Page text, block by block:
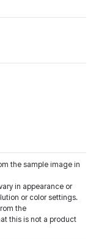
the sample image in
in appearance or
or color settings.
the
this is not a product